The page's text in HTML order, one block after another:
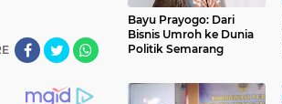
Bayu Prayogo: Dari
Bisnis Umroh ke Dunia
Politik Semarang